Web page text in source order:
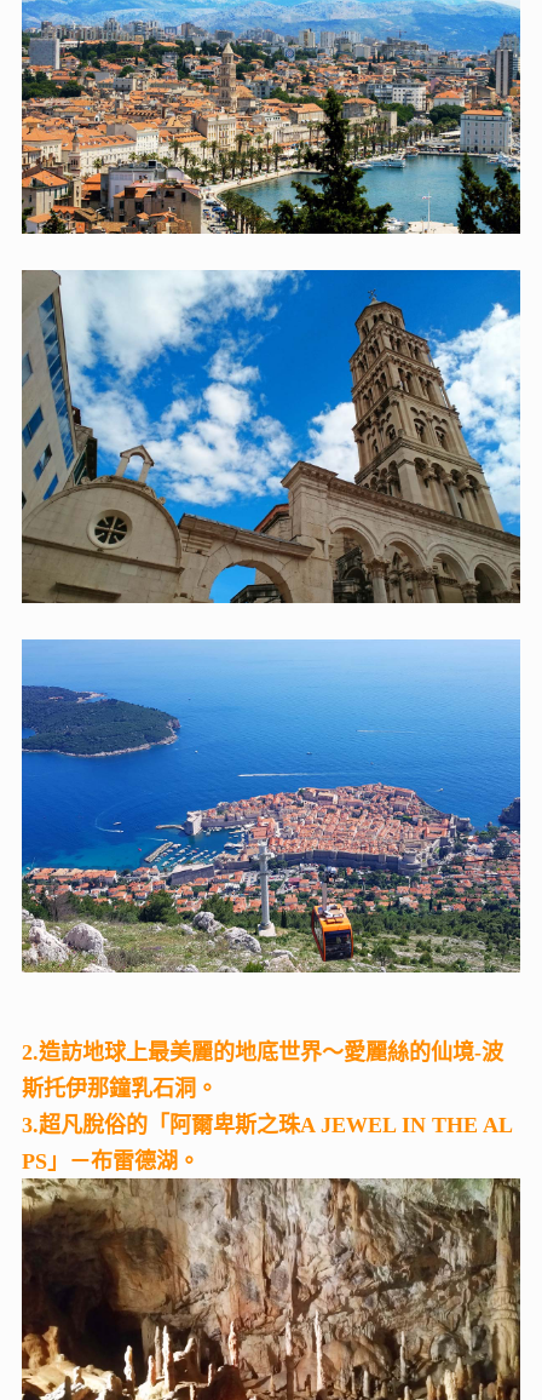
2.造訪地球上最美麗的地底世界～愛麗絲的仙境-波
斯托伊那鐘乳石洞。
3.超凡脫俗的「阿爾卑斯之珠A JEWEL IN THE AL
PS」－布雷德湖。